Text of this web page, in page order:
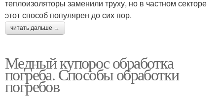
теплоизоляторы заменили труху, но в частном секторе
этот способ популярен до сих пор.
читать дальше →
Медный купорос обработка
погреба. Способы обработки
погребов